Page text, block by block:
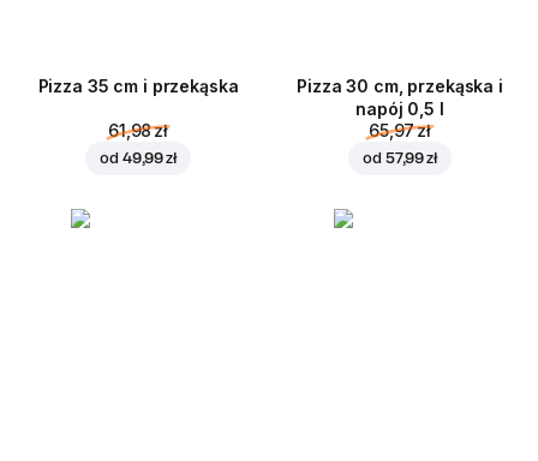
Pizza 35 cm i przekąska
61,98 zł
od 49,99 zł
Pizza 30 cm, przekąska i
napój 0,5 l
65,97 zł
od 57,99 zł